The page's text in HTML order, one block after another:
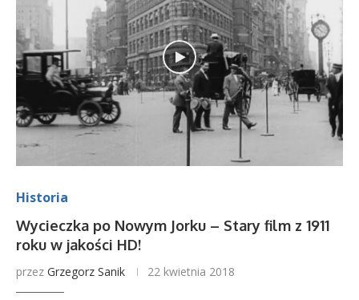
Historia
Wycieczka po Nowym Jorku – Stary film z 1911
roku w jakości HD!
przez Grzegorz Sanik 22 kwietnia 2018